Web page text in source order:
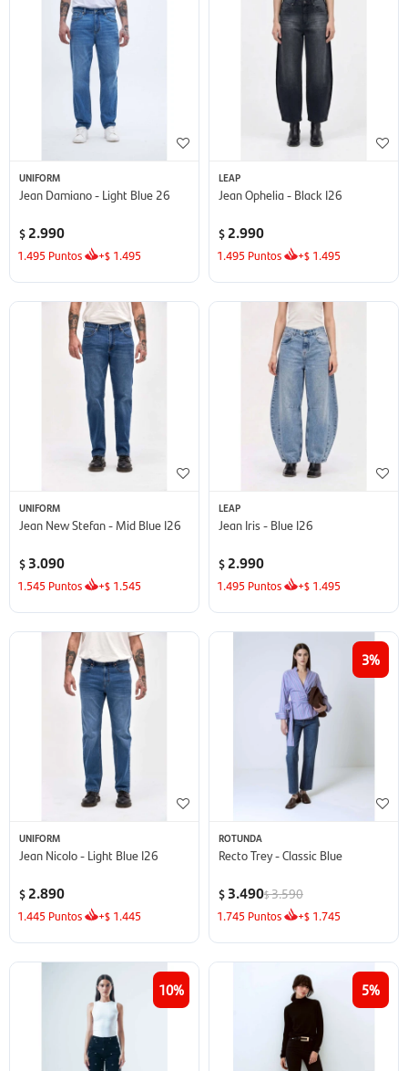
UNIFORM
Jean Damiano - Light Blue 26
$ 2.990
1.495 Puntos +$ 1.495
LEAP
Jean Ophelia - Black I26
$ 2.990
1.495 Puntos +$ 1.495
UNIFORM
Jean New Stefan - Mid Blue I26
$ 3.090
1.545 Puntos +$ 1.545
LEAP
Jean Iris - Blue I26
$ 2.990
1.495 Puntos +$ 1.495
UNIFORM
Jean Nicolo - Light Blue I26
$ 2.890
1.445 Puntos +$ 1.445
3
ROTUNDA
Recto Trey - Classic Blue
$ 3.490$3.590
1.745 Puntos +$ 1.745
10 5